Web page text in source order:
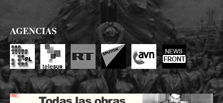
AGENCIAS